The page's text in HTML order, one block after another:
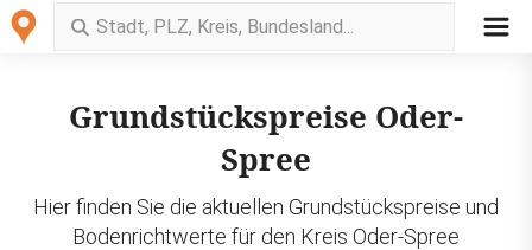
Grundstückspreise Oder-
Spree
Hier finden Sie die aktuellen Grundstückspreise und
Bodenrichtwerte für den Kreis Oder-Spree